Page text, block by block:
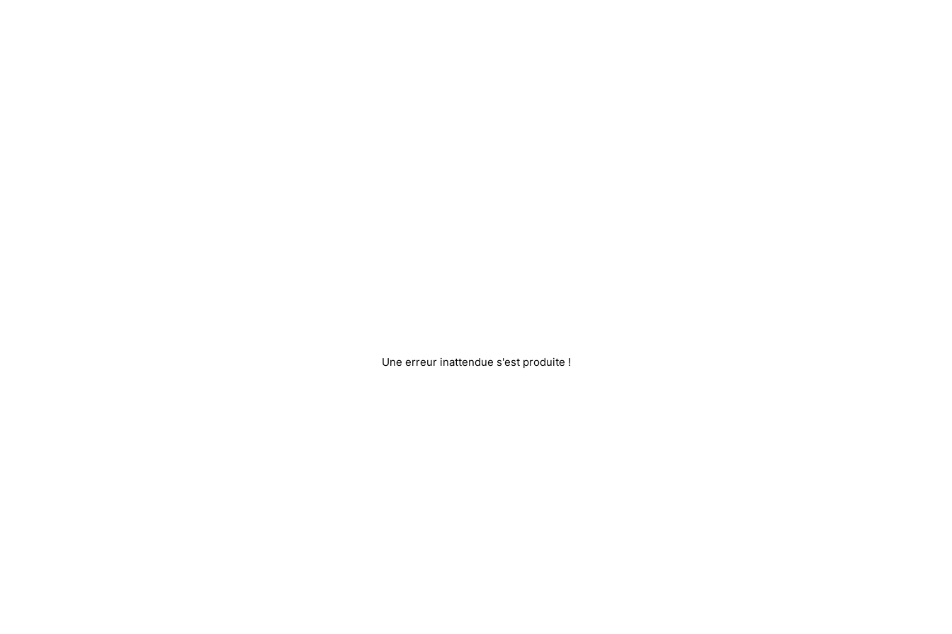
Une erreur inattendue s'est produite !